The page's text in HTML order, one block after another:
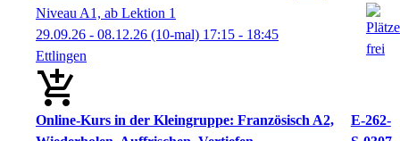
Niveau A1, ab Lektion 1
29.09.26 - 08.12.26 (10-mal) 17:15 - 18:45
Ettlingen
Online-Kurs in der Kleingruppe: Französisch A2,
E-262-